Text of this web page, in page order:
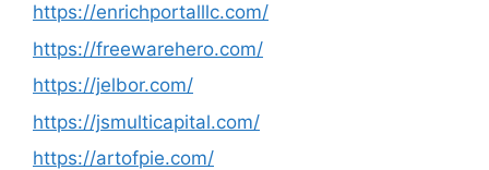
https://enrichportalllc.com/
https://freewarehero.com/
https://jelbor.com/
https://jsmulticapital.com/
https://artofpie.com/